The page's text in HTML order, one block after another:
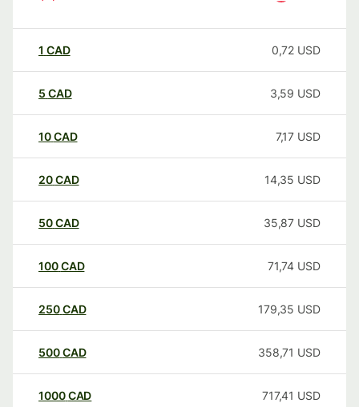
1 CAD 0,72 USD
5 CAD 3,59 USD
10CAD 7,17 USD
20CAD 14,35 USD
50CAD 35,87 USD
100CAD 71,74 USD
250CAD 179,35 USD
500CAD 358,71 USD
1000CAD 717,41 USD